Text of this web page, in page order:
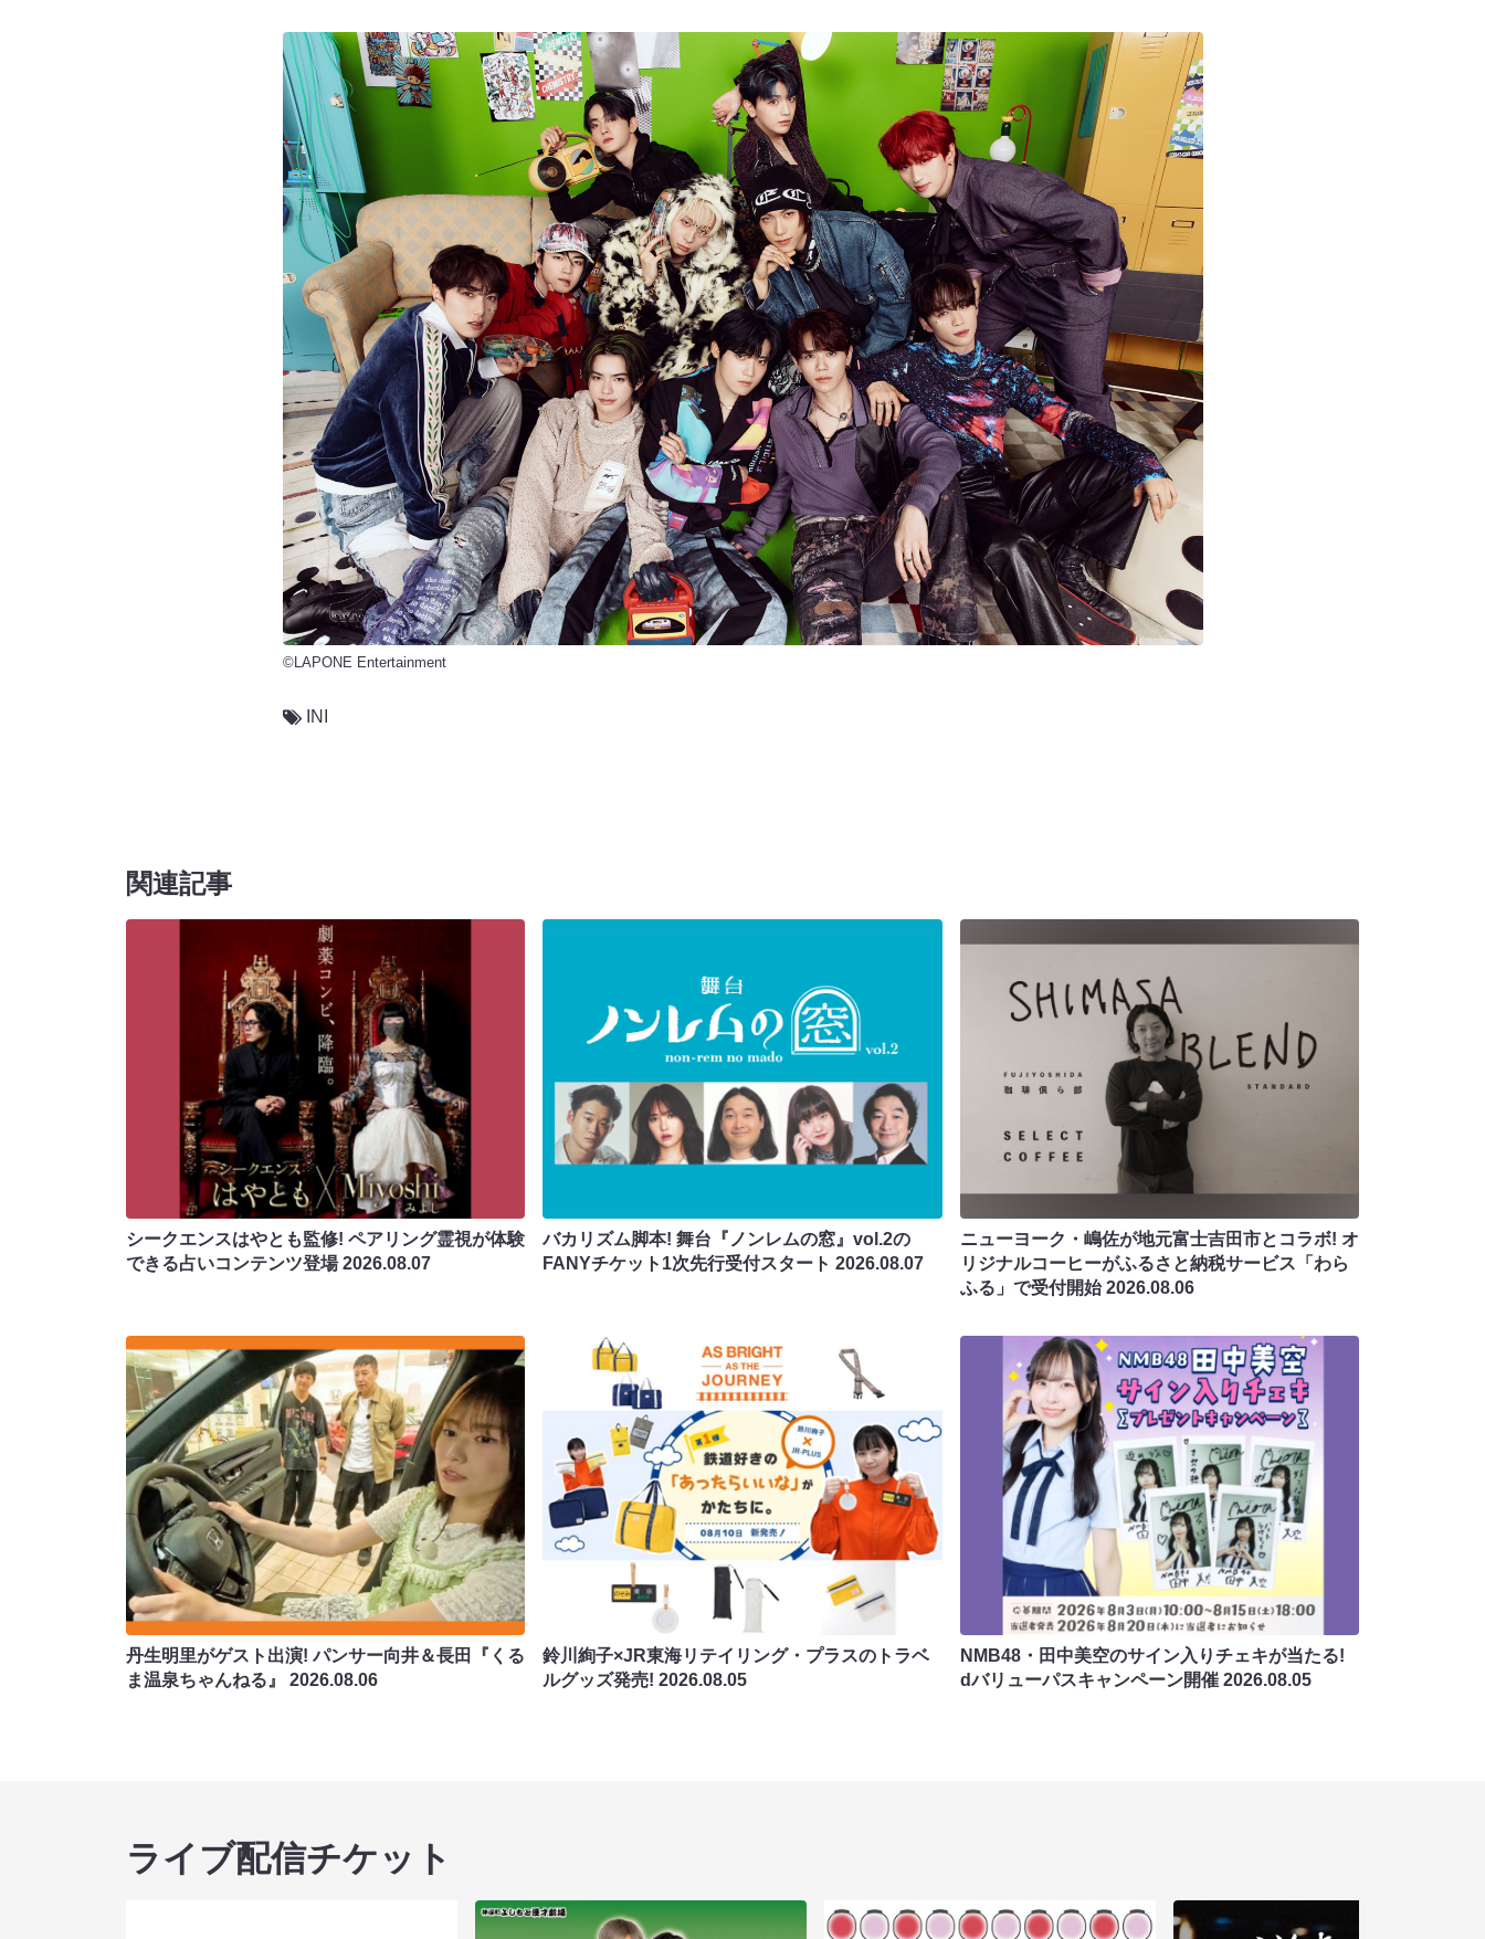
©LAPONE Entertainment
INI
関連記事
シークエンスはやとも監修! ペアリング霊視が体験
できる占いコンテンツ登場2026.08.07
バカリズム脚本! 舞台『ノンレムの窓』vol.2の
FANYチケット1次先行受付スタート2026.08.07
ニューヨーク・嶋佐が地元富士吉田市とコラボ! オ
リジナルコーヒーがふるさと納税サービス「わら
ふる」で受付開始2026.08.06
丹生明里がゲスト出演! パンサー向井＆長田『くる
ま温泉ちゃんねる』 2026.08.06
鈴川絢子×JR東海リテイリング・プラスのトラベ
ルグッズ発売!2026.08.05
NMB48・田中美空のサイン入りチェキが当たる!
dバリューパスキャンペーン開催 2026.08.05
ライブ配信チケット